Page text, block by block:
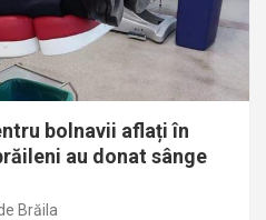
bolnavii aflați în
au donat sânge
Brăila